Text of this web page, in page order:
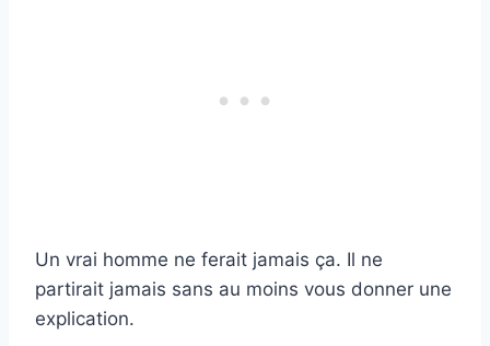
Un vrai homme ne ferait jamais ça. Il ne
partirait jamais sans au moins vous donner une
explication.